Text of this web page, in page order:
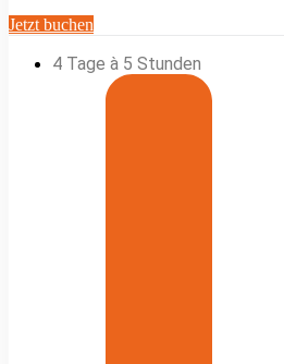
Jetzt buchen
4 Tage à 5 Stunden